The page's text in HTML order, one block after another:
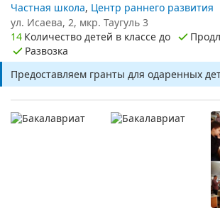
Частная школа, Центр раннего развития
ул. Исаева, 2, мкр. Таугуль 3
14 Количество детей в классе до
Развозка
Предоставляем гранты для одаренных